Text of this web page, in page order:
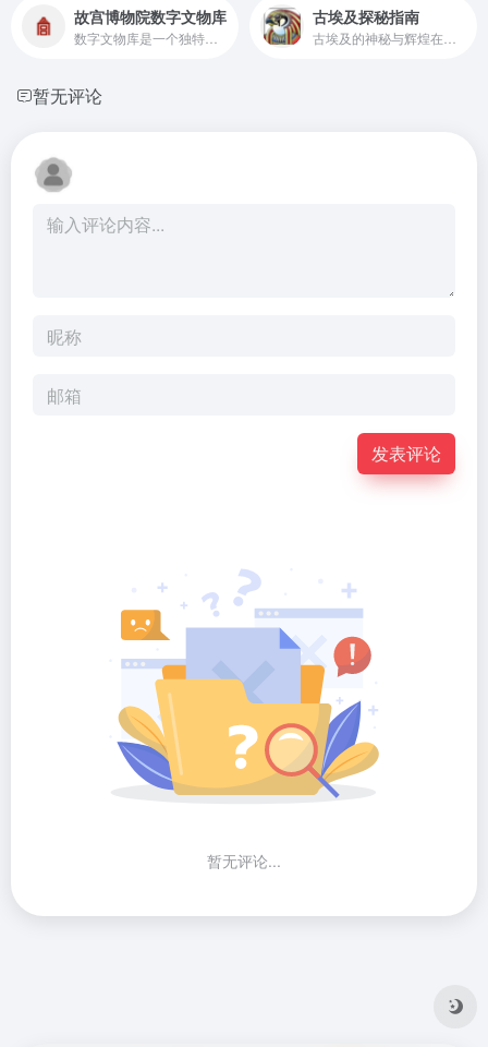
故宫博物院数字文物库 古埃及探秘指南
暂无评论
发表评论
暂无评论...